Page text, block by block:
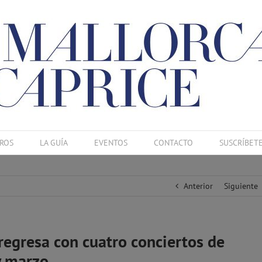
LA GUÍA EVENTOS CONTACTO
Anterior Siguiente
con cuatro conciertos de